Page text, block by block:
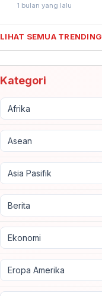
1 bulan yang lalu
LIHAT SEMUA TRENDING
Kategori
Afrika
Asean
Asia Pasifik
Berita
Ekonomi
Eropa Amerika